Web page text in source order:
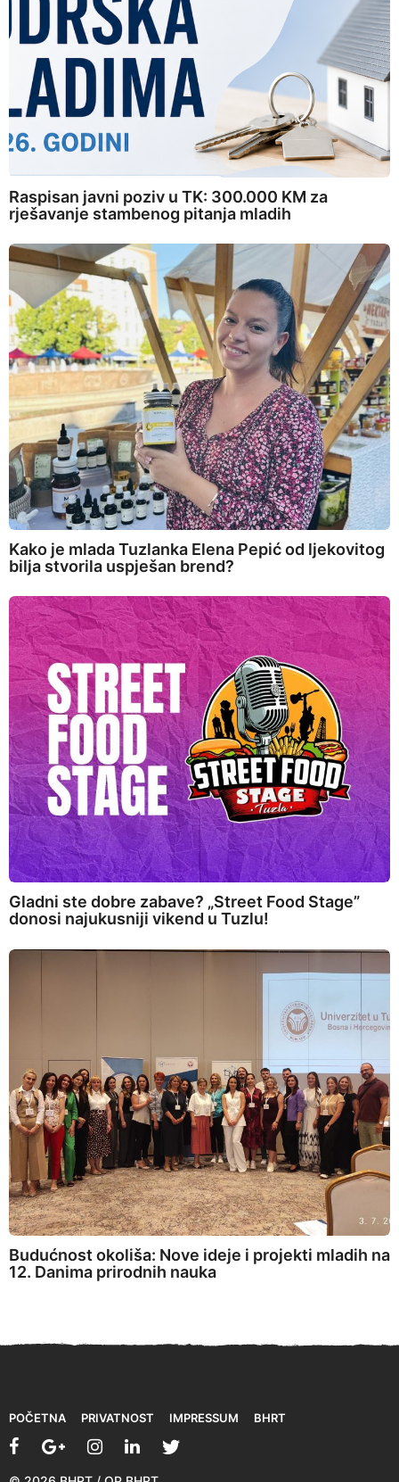
Raspisan javni poziv u TK: 300.000 KM za
rješavanje stambenog pitanja mladih
Kako je mlada Tuzlanka Elena Pepić od ljekovitog
bilja stvorila uspješan brend?
Gladni ste dobre zabave? „Street Food Stage”
donosi najukusniji vikend u Tuzlu!
Budućnost okoliša: Nove ideje i projekti mladih na
12. Danima prirodnih nauka
POČETNA PRIVATNOST IMPRESSUM BHRT